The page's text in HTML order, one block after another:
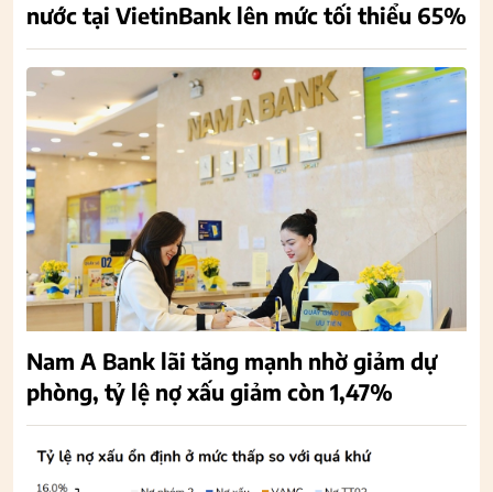
nước tại VietinBank lên mức tối thiểu 65%
Nam A Bank lãi tăng mạnh nhờ giảm dự
phòng, tỷ lệ nợ xấu giảm còn 1,47%